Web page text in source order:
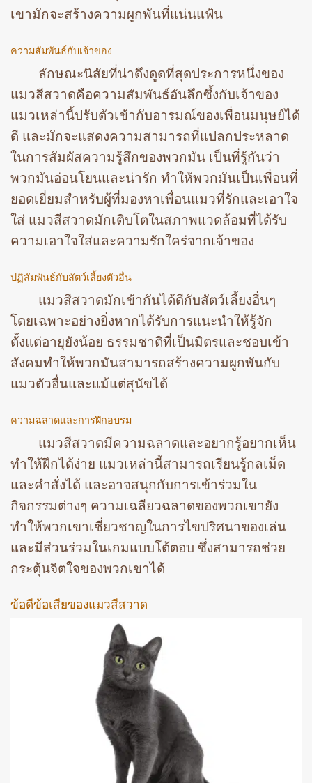
เขามักจะสร้างความผูกพันที่แน่นแฟ้น
ความสัมพันธ์กับเจ้าของ
ลักษณะนิสัยที่น่าดึงดูดที่สุดประการหนึ่งของ
แมวสีสวาดคือความสัมพันธ์อันลึกซึ้งกับเจ้าของ
แมวเหล่านี้ปรับตัวเข้ากับอารมณ์ของเพื่อนมนุษย์ได้
ดี และมักจะแสดงความสามารถที่แปลกประหลาด
ในการสัมผัสความรู้สึกของพวกมัน เป็นที่รู้กันว่า
พวกมันอ่อนโยนและน่ารัก ทำให้พวกมันเป็นเพื่อนที่
ยอดเยี่ยมสำหรับผู้ที่มองหาเพื่อนแมวที่รักและเอาใจ
ใส่ แมวสีสวาดมักเติบโตในสภาพแวดล้อมที่ได้รับ
ความเอาใจใส่และความรักใคร่จากเจ้าของ
ปฏิสัมพันธ์กับสัตว์เลี้ยงตัวอื่น
แมวสีสวาดมักเข้ากันได้ดีกับสัตว์เลี้ยงอื่นๆ
โดยเฉพาะอย่างยิ่งหากได้รับการแนะนำให้รู้จัก
ตั้งแต่อายุยังน้อย ธรรมชาติที่เป็นมิตรและชอบเข้า
สังคมทำให้พวกมันสามารถสร้างความผูกพันกับ
แมวตัวอื่นและแม้แต่สุนัขได้
ความฉลาดและการฝึกอบรม
แมวสีสวาดมีความฉลาดและอยากรู้อยากเห็น
ทำให้ฝึกได้ง่าย แมวเหล่านี้สามารถเรียนรู้กลเม็ด
และคำสั่งได้ และอาจสนุกกับการเข้าร่วมใน
กิจกรรมต่างๆ ความเฉลียวฉลาดของพวกเขายัง
ทำให้พวกเขาเชี่ยวชาญในการไขปริศนาของเล่น
และมีส่วนร่วมในเกมแบบโต้ตอบ ซึ่งสามารถช่วย
กระตุ้นจิตใจของพวกเขาได้
ข้อดีข้อเสียของแมวสีสวาด